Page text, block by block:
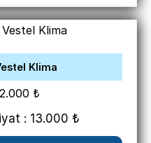
Klima
₺
: 13.000 ₺